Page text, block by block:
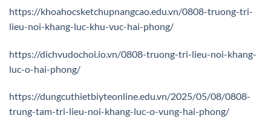
https://khoahocsketchupnangcao.edu.vn/0808-truong-tri-
lieu-noi-khang-luc-khu-vuc-hai-phong/
https://dichvudochoi.io.vn/0808-truong-tri-lieu-noi-khang-
luc-o-hai-phong/
https://dungcuthietbiyteonline.edu.vn/2025/05/08/0808-
trung-tam-tri-lieu-noi-khang-luc-o-vung-hai-phong/